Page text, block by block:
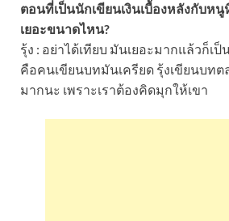
ตอนที่เป็นนักเขียนเงินเบื้องหลังกับห
เยอะขนาดไหน?
รุ้ง : อย่าได้เทียบ มันเยอะมากแล้วก็เ
คือคนเขียนบทมันเครียด รุ้งเขียนบทต
มากนะ เพราะเราต้องคิดมุกให้เขา